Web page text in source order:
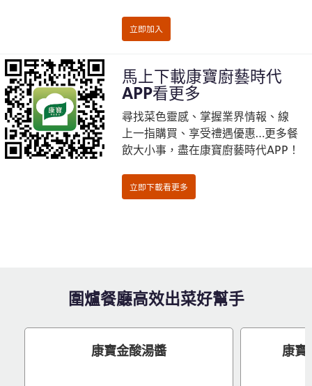
馬上下載康寶廚藝時代
APP看更多
尋找菜色靈感、掌握業界情報、線
上一指購買、享受禮遇優惠…更多餐
飲大小事，盡在康寶廚藝時代APP！
圍爐餐廳高效出菜好幫手
康寶金酸湯醬 康寶